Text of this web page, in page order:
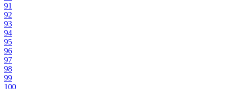
91
92
93
94
95
96
97
98
99
100